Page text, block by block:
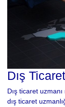
Dış
Dış ticaret
dış ticaret